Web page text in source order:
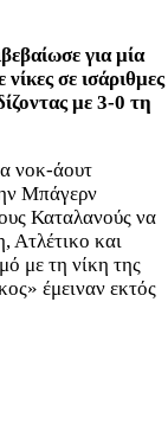
για μία
σε ισάριθμες
με 3-0 τη
νοκ-άουτ
Μπάγερν
Καταλανούς να
Ατλέτικο και
με τη νίκη της
έμειναν εκτός